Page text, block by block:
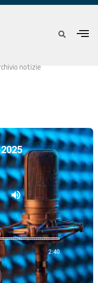
notizie
volume_up
2:40